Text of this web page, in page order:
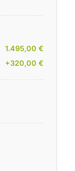
1.495,00 €
+320,00 €